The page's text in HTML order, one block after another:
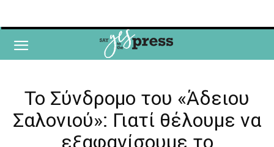
Το Σύνδρομο του «Άδειου
Σαλονιού»: Γιατί θέλουμε να
εξαφανίσουμε τo